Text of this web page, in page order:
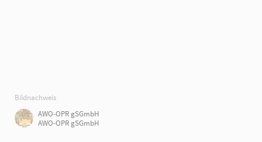
Bildnachweis
AWO-OPR gSGmbH
AWO-OPR gSGmbH